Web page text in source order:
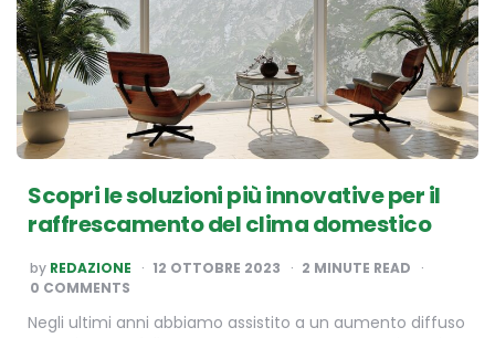
Scopri le soluzioni più innovative per il
raffrescamento del clima domestico
POSTED
BY
by REDAZIONE 12 OTTOBRE 2023 2 MINUTE READ
0 COMMENTS
Negli ultimi anni abbiamo assistito a un aumento diffuso